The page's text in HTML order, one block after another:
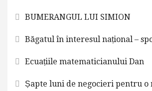
BUMERANGUL LUI SIMION
Băgatul în interesul național –
Ecuațiile matematicianului Dan
Șapte luni de negocieri pentru o